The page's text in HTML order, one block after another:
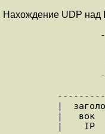
Нахождение UDP над